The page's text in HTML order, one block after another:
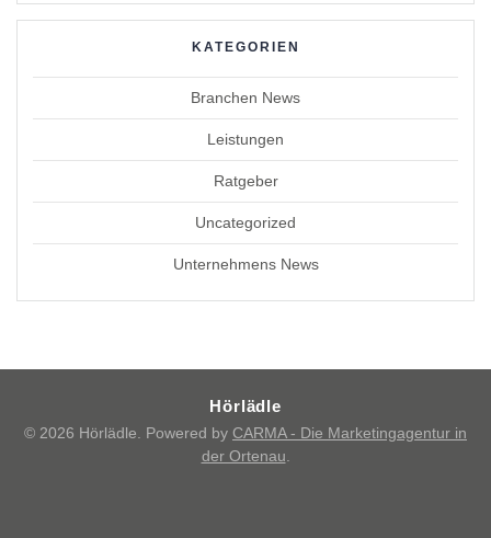
KATEGORIEN
Branchen News
Leistungen
Ratgeber
Uncategorized
Unternehmens News
Hörlädle
© 2026 Hörlädle. Powered by CARMA - Die Marketingagentur in
der Ortenau